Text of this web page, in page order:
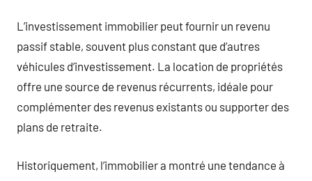
L’investissement immobilier peut fournir un revenu
passif stable, souvent plus constant que d’autres
véhicules d’investissement. La location de propriétés
offre une source de revenus récurrents, idéale pour
complémenter des revenus existants ou supporter des
plans de retraite.
Historiquement, l’immobilier a montré une tendance à